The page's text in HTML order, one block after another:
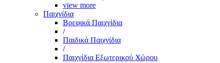
view more
Παιχνίδια
Βρεφικά Παιχνίδια
/
Παιδικά Παιχνίδια
/
Παιχνίδια Εξωτερικού Χώρου